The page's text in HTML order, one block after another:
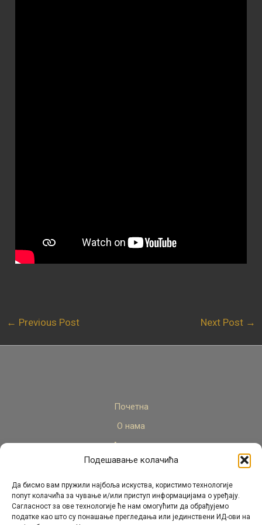
Подешавање колачића
Да бисмо вам пружили најбоља искуства, користимо технологије
попут колачића за чување и/или приступ информацијама о уређају.
Сагласност за ове технологије ће нам омогућити да обрађујемо
податке као што су понашање прегледања или јединствени ИД-ови на
← Previous Post Next Post →
Почетна
О нама
Актуелно
Стручни кадар
Пројекти
Архива
Контакт